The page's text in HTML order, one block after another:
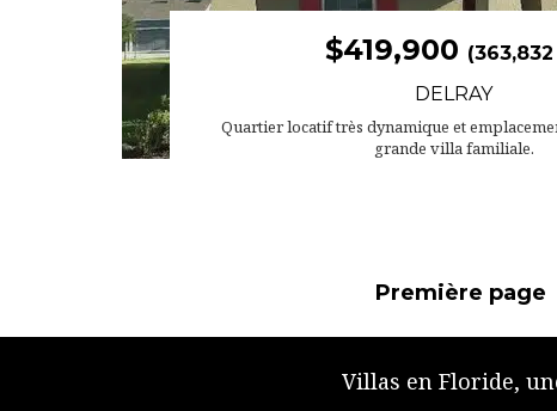
$419,900
DELRAY
Quartier locatif très dynamique et
grande villa familiale.
Première page
Villas en Floride,